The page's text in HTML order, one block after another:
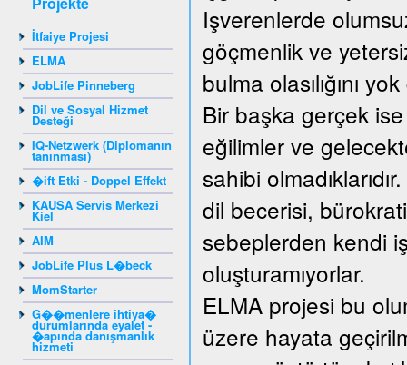
İtfaiye Projesi
ELMA
JobLife Pinneberg
Dil ve Sosyal Hizmet
Desteği
IQ-Netzwerk (Diplomanın
tanınması)
�ift Etki - Doppel Effekt
KAUSA Servis Merkezi
Kiel
AIM
JobLife Plus L�beck
MomStarter
G��menlere ihtiya�
durumlarında eyalet -
�apında danışmanlık
hizmeti
Işverenlerde
göçmenlik ve
bulma olasılığını
Bir başka gerçek
eğilimler ve
sahibi
dil becerisi,
sebeplerden kendi
oluşturamıyorlar.
ELMA projesi bu
üzere hayata